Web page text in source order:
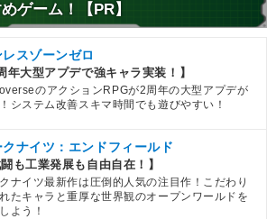
ゲーム！【PR】
スゾーンゼロ
年大型アプデで強キャラ実装！】
のアクションRPGが2周年の大型アプデが
システム改善スキマ時間でも遊びやすい！
クナイツ：エンドフィールド
闘も工業発展も自由自在！】
ナイツ最新作は圧倒的人気の注目作！こだわり
たキャラと重厚な世界観のオープンワールドを
よう！